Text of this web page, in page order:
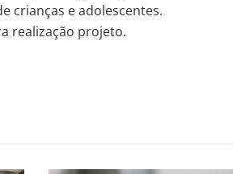
crianças e adolescentes.
realização projeto.